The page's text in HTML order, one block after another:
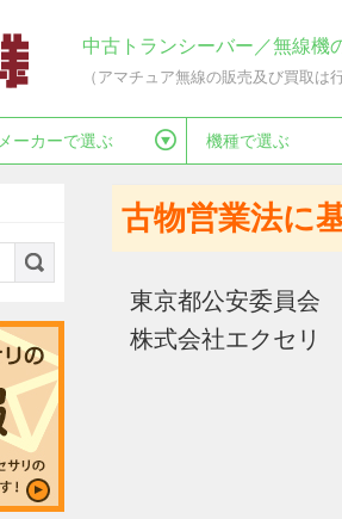
中古トランシーバー／無線機
（アマチュア無線の販売及び買取は
メーカーで選ぶ 機種で選ぶ
古物営業法に
東京都公安委員会
株式会社エクセ